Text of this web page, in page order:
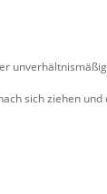
sich ziehen